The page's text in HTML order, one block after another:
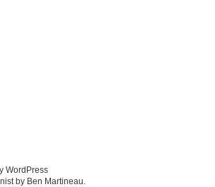
WordPress
by Ben Martineau